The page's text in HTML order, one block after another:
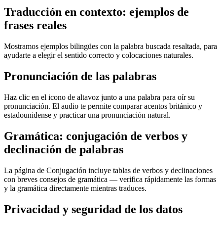
Traducción en contexto: ejemplos de
frases reales
Mostramos ejemplos bilingües con la palabra buscada resaltada, para
ayudarte a elegir el sentido correcto y colocaciones naturales.
Pronunciación de las palabras
Haz clic en el icono de altavoz junto a una palabra para oír su
pronunciación. El audio te permite comparar acentos británico y
estadounidense y practicar una pronunciación natural.
Gramática: conjugación de verbos y
declinación de palabras
La página de Conjugación incluye tablas de verbos y declinaciones
con breves consejos de gramática — verifica rápidamente las formas
y la gramática directamente mientras traduces.
Privacidad y seguridad de los datos